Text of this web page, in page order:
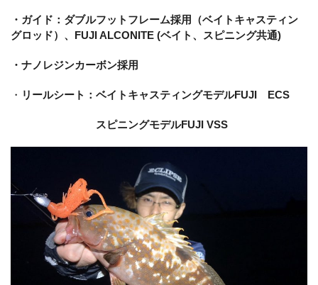
・ガイド：ダブルフットフレーム採用（ベイトキャスティン
グロッド）、FUJI ALCONITE (ベイト、スピニング共通)
・ナノレジンカーボン採用
・ リールシート：ベイトキャスティングモデルFUJI ECS
スピニングモデルFUJI VSS